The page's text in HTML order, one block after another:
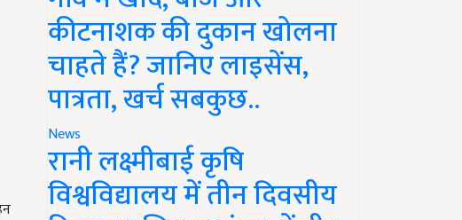
कीटनाशक की दुकान खोलना
चाहते हैं? जानिए लाइसेंस,
पात्रता, खर्च सबकुछ..
News
रानी लक्ष्मीबाई कृषि
विश्वविद्यालय में तीन दिवसीय